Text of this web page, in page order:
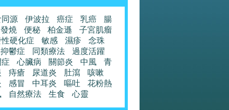
源 伊波拉 癌症 乳癌
腸
發燒
便秘 柏金遜
子宮肌瘤
硬化症
敏感 濕疹
念珠
抑鬱症
同類療法
過度活躍
心臟病 關節炎 中風
青
痔瘡 尿道炎 肚瀉
咳嗽
感冒 中耳炎 嘔吐
花粉熱
自然療法 生食 心靈